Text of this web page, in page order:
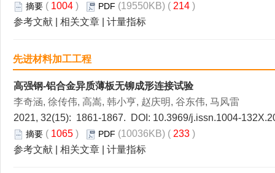
摘要 ( 1004 ) PDF (19550KB) ( 214 )
参考文献
相关文章 计量指标
先进材料加工工程
高强钢-铝合金异质薄板无铆成形连接试验
李奇涵, 徐传伟, 高嵩, 韩小亨, 赵庆明, 谷东伟, 马风雷
2021, 32(15): 1861-1867. DOI: 10.3969/j.issn.1004-
摘要 ( 1065 ) PDF (10036KB) ( 233 )
参考文献
相关文章 计量指标